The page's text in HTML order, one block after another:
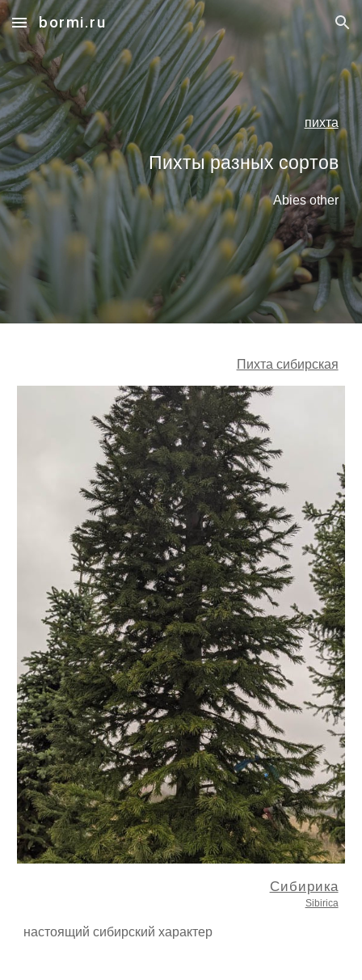
Skip to main content Skip to navigation
bormi.ru
пихта
Пихты разных сортов
Abies other
Пихта сибирская
Сибирика
Sibirica
настоящий сибирский характер